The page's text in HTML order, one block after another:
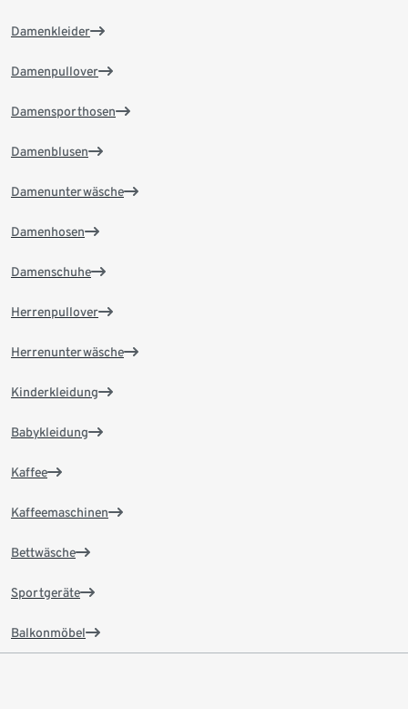
Damenkleider
Damenpullover
Damensporthosen
Damenblusen
Damenunterwäsche
Damenhosen
Damenschuhe
Herrenpullover
Herrenunterwäsche
Kinderkleidung
Babykleidung
Kaffee
Kaffeemaschinen
Bettwäsche
Sportgeräte
Balkonmöbel